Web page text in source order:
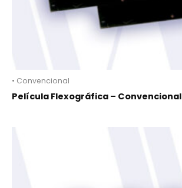
• Convencional
Película Flexográfica – Convencional